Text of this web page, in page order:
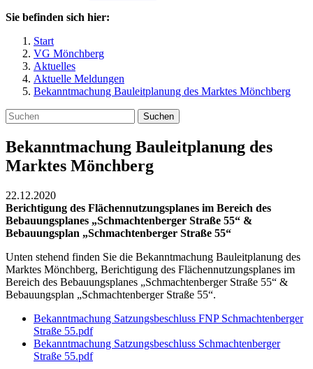
Sie befinden sich hier:
Start
VG Mönchberg
Aktuelles
Aktuelle Meldungen
Bekanntmachung Bauleitplanung des Marktes Mönchberg
Suchen
Bekanntmachung Bauleitplanung des
Marktes Mönchberg
22.12.2020
Berichtigung des Flächennutzungsplanes im Bereich des
Bebauungsplanes „Schmachtenberger Straße 55“ &
Bebauungsplan „Schmachtenberger Straße 55“
Unten stehend finden Sie die Bekanntmachung Bauleitplanung des
Marktes Mönchberg, Berichtigung des Flächennutzungsplanes im
Bereich des Bebauungsplanes „Schmachtenberger Straße 55“ &
Bebauungsplan „Schmachtenberger Straße 55“.
Bekanntmachung Satzungsbeschluss FNP Schmachtenberger
Straße 55.pdf
Bekanntmachung Satzungsbeschluss Schmachtenberger
Straße 55.pdf